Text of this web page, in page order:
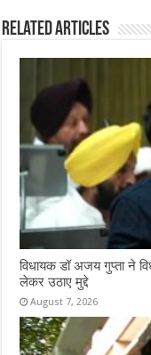
Related Articles
विधायक डॉ अजय गुप्ता ने
लेकर उठाए मुद्दे
August 7, 2026